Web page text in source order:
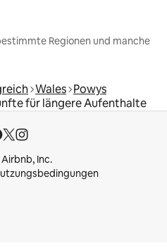
Regionen und manche
Wales Powys
für längere Aufenthalte
Inc.